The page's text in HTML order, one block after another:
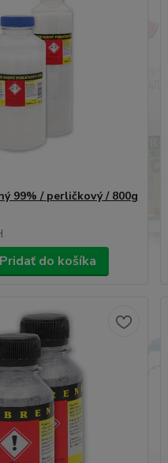
99% / perličkový / 800g
Pridať do košíka